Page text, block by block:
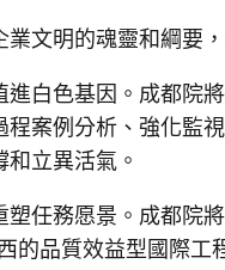
文明的魂靈和綱要
進白色基因。成都院
程案例分析、強化監
立異活氣。
任務愿景。成都院
的品質效益型國際